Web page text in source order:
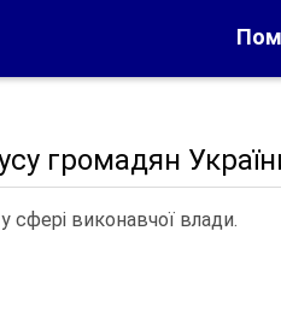
громадян
сфері виконавчої влади.